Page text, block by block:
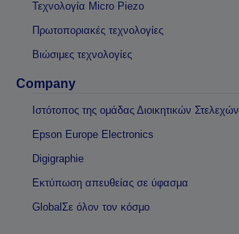
Τεχνολογία Micro Piezo
Πρωτοποριακές τεχνολογίες
Βιώσιμες τεχνολογίες
Company
Ιστότοπος της ομάδας Διοικητικών Στελεχών
Epson Europe Electronics
Digigraphie
Εκτύπωση απευθείας σε ύφασμα
GlobalΣε όλον τον κόσμο